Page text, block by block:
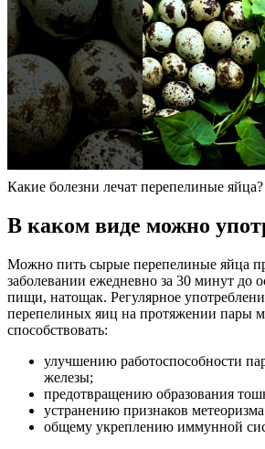
Какие болезни лечат перепелиные яйца?
В каком виде можно
Можно пить сырые перепелиные яйца
заболевании ежедневно за 30 минут до
пищи, натощак. Регулярное
перепелиных яиц на протяжении пары
способствовать:
улучшению работоспособности
железы;
предотвращению образования
устранению признаков
общему укреплению иммунной